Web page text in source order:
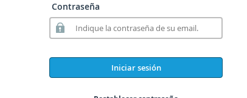
Contraseña
Iniciar sesión